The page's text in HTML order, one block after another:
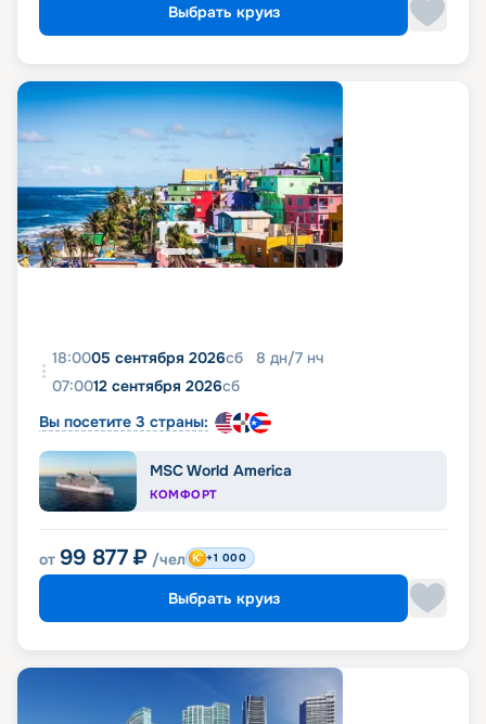
Выбрать круиз
18:0005 сентября 2026сб 8 дн/7 нч
07:0012 сентября 2026сб
Вы посетите 3 страны:
MSC World America
КОМФОРТ
от 99 877 ₽ /чел +1 000
Выбрать круиз